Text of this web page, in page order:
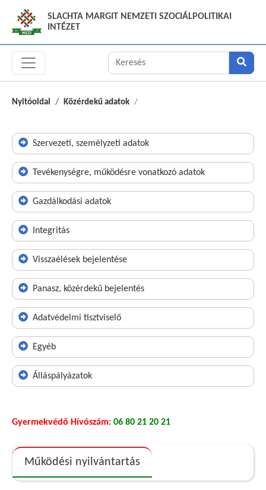
SLACHTA MARGIT NEMZETI SZOCIÁLPOLITIKAI
INTÉZET
Nyitóoldal Közérdekű adatok
Szervezeti, személyzeti adatok
Tevékenységre, működésre vonatkozó adatok
Gazdálkodási adatok
Integritás
Visszaélések bejelentése
Panasz, közérdekű bejelentés
Adatvédelmi tisztviselő
Egyéb
Álláspályázatok
Gyermekvédő Hívószám: 06 80 21 20 21
Működési nyilvántartás